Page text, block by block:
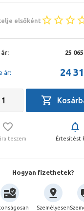
elsőként
25
ár: 24
teszem Értesítést
Hogyan fizethetek?
Személyesen